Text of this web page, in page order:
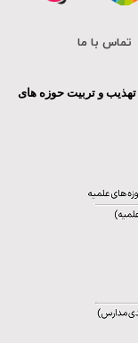
تماس با ما
و تربیت حوزه های